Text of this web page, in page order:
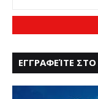
ΕΓΓΡΑΦΕΊΤΕ